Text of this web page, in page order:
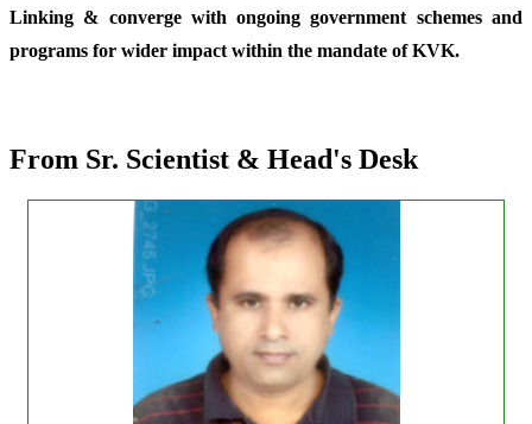
Linking & converge with ongoing government schemes and
programs for wider impact within the mandate of KVK.
From Sr. Scientist & Head's Desk